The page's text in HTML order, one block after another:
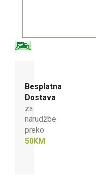
Besplatna
Dostava
za
narudžbe
preko
50KM